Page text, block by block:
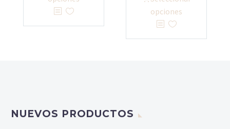
tiene
múltiples
en
opciones
producto
tiene
múltiples
NUEVOS PRODUCTOS